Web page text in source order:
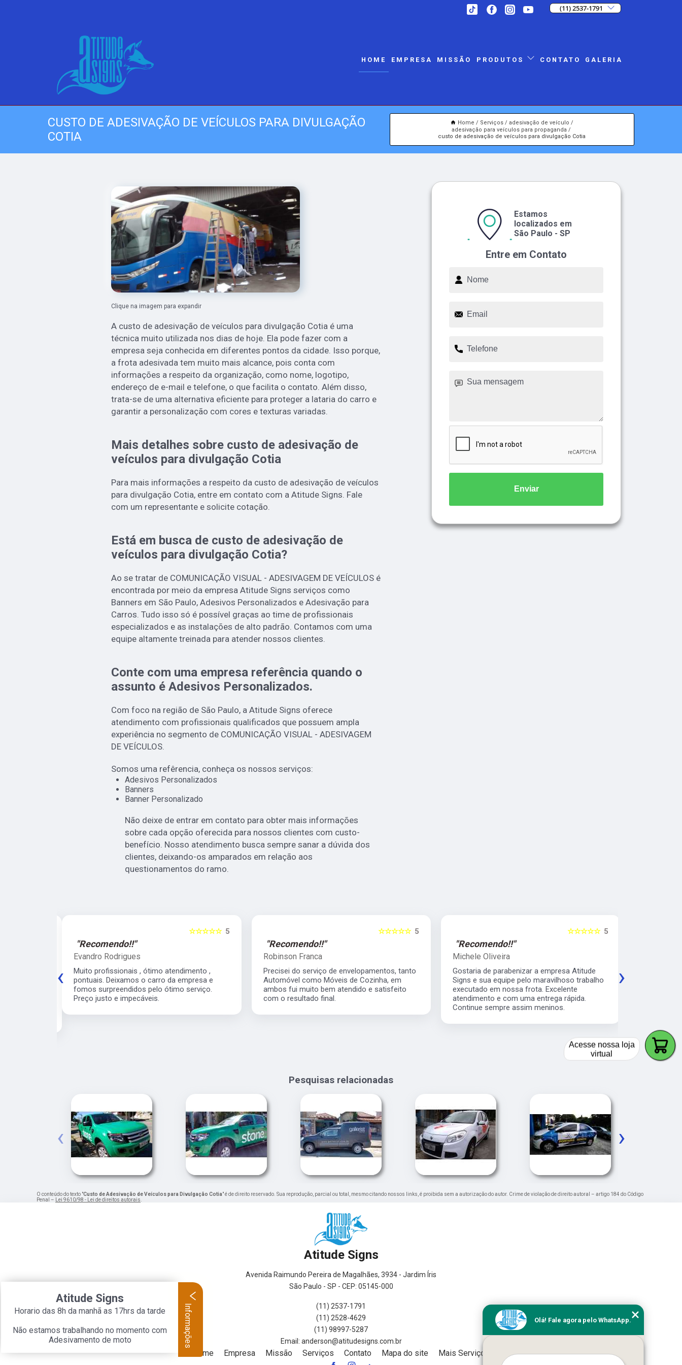
(11) 2537-1791
HOME EMPRESA MISSÃO PRODUTOS CONTATO GALERIA
CUSTO DE ADESIVAÇÃO DE VEÍCULOS PARA DIVULGAÇÃO
COTIA
Home Serviços
adesivação de veículo
adesivação para veículos para propaganda
custo de adesivação de veículos para divulgação Cotia
Clique na imagem para expandir
A custo de adesivação de veículos para divulgação Cotia é uma
técnica muito utilizada nos dias de hoje. Ela pode fazer com a
empresa seja conhecida em diferentes pontos da cidade. Isso porque,
a frota adesivada tem muito mais alcance, pois conta com
informações a respeito da organização, como nome, logotipo,
endereço de e-mail e telefone, o que facilita o contato. Além disso,
trata-se de uma alternativa eficiente para proteger a lataria do carro e
garantir a personalização com cores e texturas variadas.
Mais detalhes sobre custo de adesivação de
veículos para divulgação Cotia
Para mais informações a respeito da custo de adesivação de veículos
para divulgação Cotia, entre em contato com a Atitude Signs. Fale
com um representante e solicite cotação.
Está em busca de custo de adesivação de
veículos para divulgação Cotia?
Ao se tratar de COMUNICAÇÃO VISUAL - ADESIVAGEM DE VEÍCULOS é
encontrada por meio da empresa Atitude Signs serviços como
Banners em São Paulo, Adesivos Personalizados e Adesivação para
Carros. Tudo isso só é possível graças ao time de profissionais
especializados e as instalações de alto padrão. Contamos com uma
equipe altamente treinada para atender nossos clientes.
Conte com uma empresa referência quando o
assunto é Adesivos Personalizados.
Com foco na região de São Paulo, a Atitude Signs oferece
atendimento com profissionais qualificados que possuem ampla
experiência no segmento de COMUNICAÇÃO VISUAL - ADESIVAGEM
DE VEÍCULOS.
Somos uma refêrencia, conheça os nossos serviços:
Adesivos Personalizados
Banners
Banner Personalizado
Não deixe de entrar em contato para obter mais informações
sobre cada opção oferecida para nossos clientes com custo-
benefício. Nosso atendimento busca sempre sanar a dúvida dos
clientes, deixando-os amparados em relação aos
questionamentos do ramo.
Entre em Contato
Estamos
localizados em
São Paulo - SP
Enviar
5
☆☆☆☆☆
"Recomendo!!"
Evandro Rodrigues
Muito profissionais , ótimo atendimento ,
pontuais. Deixamos o carro da empresa e
fomos surpreendidos pelo ótimo serviço.
Preço justo e impecáveis.
5
☆☆☆☆☆
"Recomendo!!"
Robinson Franca
Precisei do serviço de envelopamentos, tanto
Automóvel como Móveis de Cozinha, em
ambos fui muito bem atendido e satisfeito
com o resultado final.
5
☆☆☆☆☆
"Recomendo!!"
Michele Oliveira
Gostaria de parabenizar a empresa Atitude
Signs e sua equipe pelo maravilhoso trabalho
executado em nossa frota. Excelente
atendimento e com uma entrega rápida.
Continue sempre assim meninos.
‹ ›
Pesquisas relacionadas
‹ ›
O conteúdo do texto "Custo de Adesivação de Veículos para Divulgação Cotia" é de direito reservado. Sua reprodução, parcial ou total, mesmo citando nossos links, é proibida sem a autorização do autor. Crime de violação de direito autoral – artigo 184 do Código
Penal – Lei 9610/98 - Lei de direitos autorais.
Atitude Signs
Avenida Raimundo Pereira de Magalhães, 3934 - Jardim Íris
São Paulo - SP - CEP: 05145-000
(11) 2537-1791
(11) 2528-4629
(11) 98997-5287
Home Empresa Missão Serviços Contato Mapa do site Mais Serviços
Olá! Fale agora pelo WhatsApp.
Atitude Signs
Horario das 8h da manhã as 17hrs da tarde
Não estamos trabalhando no momento com
Adesivamento de moto
Informações
Acesse nossa loja
virtual